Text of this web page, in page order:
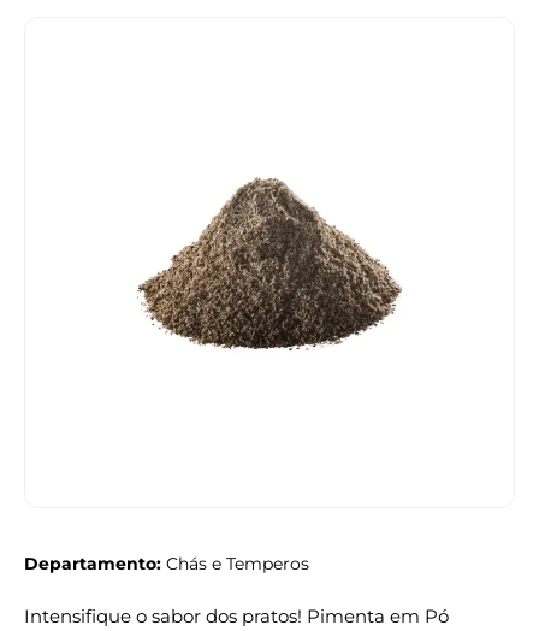
Departamento: Chás e Temperos
Intensifique o sabor dos pratos! Pimenta em Pó